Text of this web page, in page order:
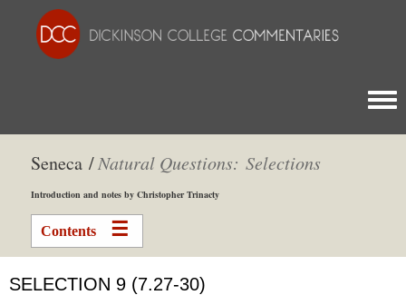
Seneca /Natural Questions: Selections
Introduction and notes by Christopher Trinacty
Contents
SELECTION 9 (7.27-30)